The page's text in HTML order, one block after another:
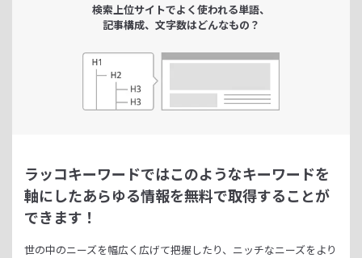
検索上位サイトでよく使われる単語、
記事構成、文字数はどんなもの？
ラッコキーワードではこのようなキーワードを
軸にしたあらゆる情報を無料で取得することが
できます！
世の中のニーズを幅広く広げて把握したり、 ニッチなニーズをより